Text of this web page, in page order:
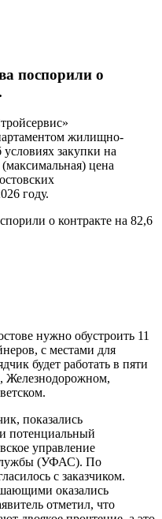
поспорили о
жилищно-
закупки на
цена
году.
нужно обустроить 11
с местами для
будет работать в пяти
Железнодорожном,
показались
потенциальный
управление
(УФАС). По
с заказчиком.
оказались
отметил, что